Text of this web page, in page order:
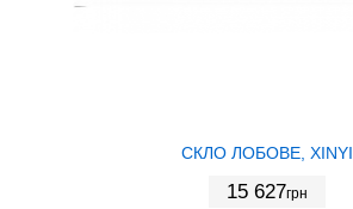
СКЛО ЛОБОВЕ, XINYI
15 627грн